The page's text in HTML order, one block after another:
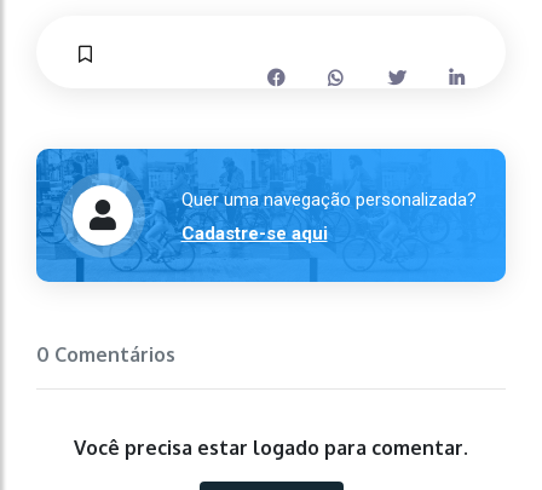
Quer uma navegação personalizada?
Cadastre-se aqui
0 Comentários
Você precisa estar logado para comentar.